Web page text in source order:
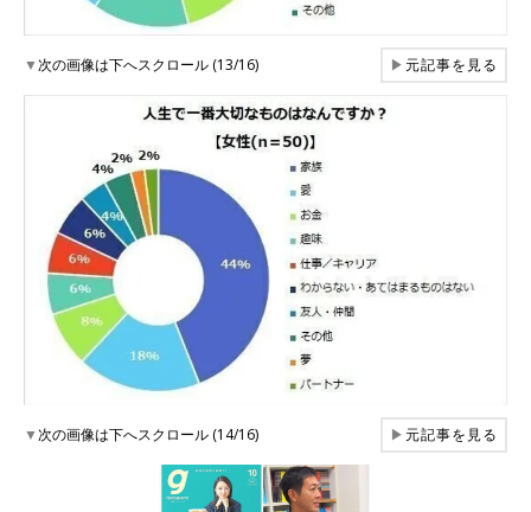
▼次の画像は下へスクロール (13/16) ▶元記事を見る
▼次の画像は下へスクロール (14/16) ▶元記事を見る